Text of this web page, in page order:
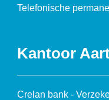
Telefonische
Kantoor
Crelan bank -